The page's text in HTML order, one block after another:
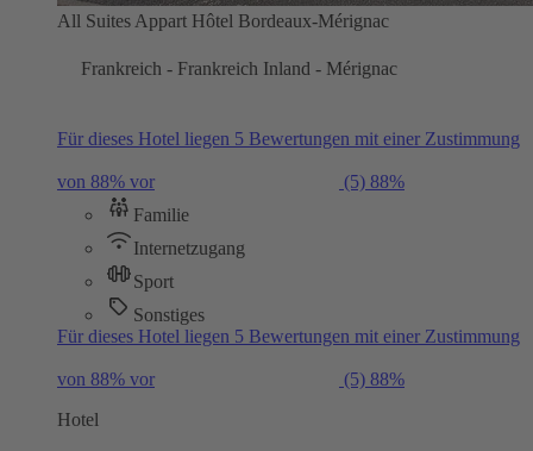
All Suites Appart Hôtel Bordeaux-Mérignac
Frankreich - Frankreich Inland - Mérignac
Für dieses Hotel liegen 5 Bewertungen mit einer Zustimmung
von 88% vor (5) 88%
Familie
Internetzugang
Sport
Sonstiges
Für dieses Hotel liegen 5 Bewertungen mit einer Zustimmung
von 88% vor (5) 88%
Hotel